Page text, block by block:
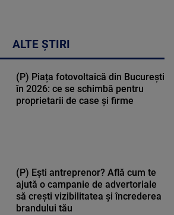
ALTE ȘTIRI
(P) Piața fotovoltaică din București
în 2026: ce se schimbă pentru
proprietarii de case și firme
(P) Ești antreprenor? Află cum te
ajută o campanie de advertoriale
să crești vizibilitatea și încrederea
brandului tău